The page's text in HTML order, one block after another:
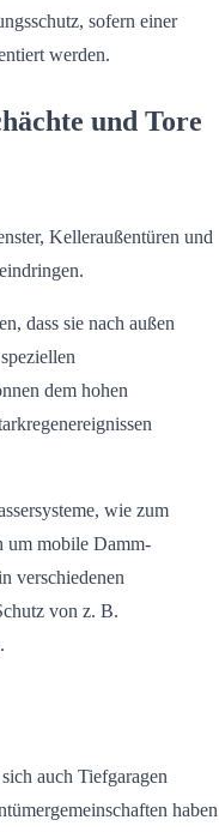
sofern einer
werden.
und Tore
Kelleraußentüren und
dass sie nach außen
dem hohen
wie zum
um mobile Damm-
verschiedenen
von z. B.
auch Tiefgaragen
haben